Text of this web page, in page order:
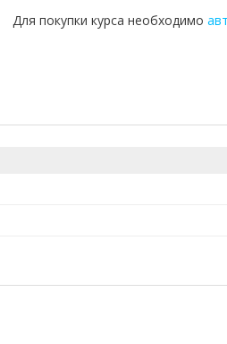
Для покупки курса необходимо